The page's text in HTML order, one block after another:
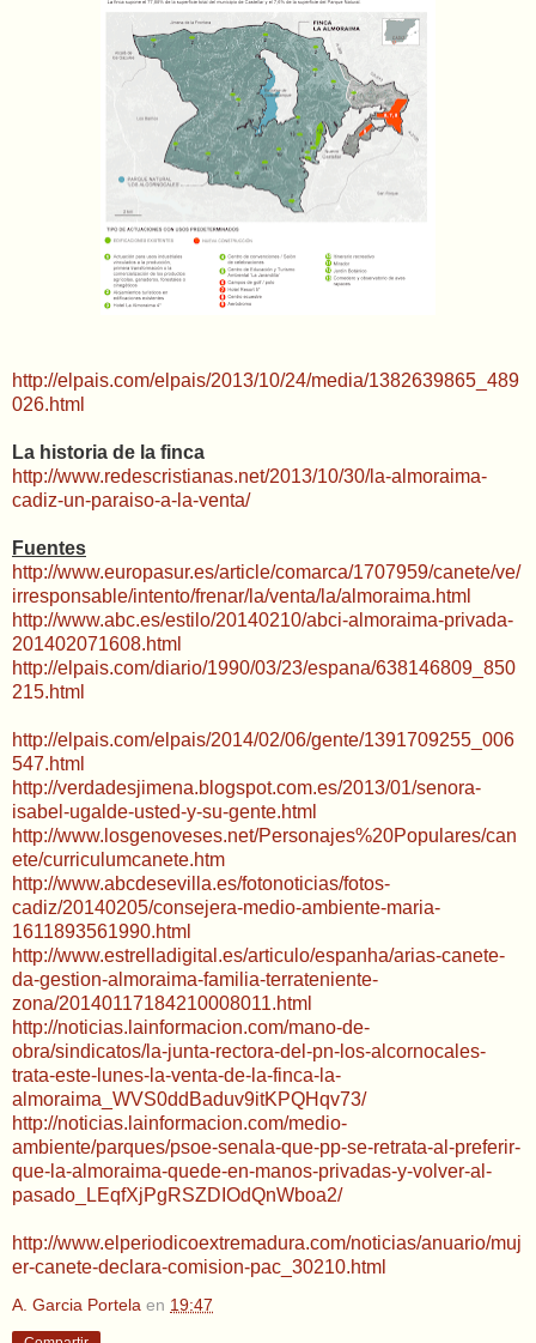
http://elpais.com/elpais/2013/10/24/media/1382639865_489
026.html
La historia de la finca
http://www.redescristianas.net/2013/10/30/la-almoraima-
cadiz-un-paraiso-a-la-venta/
Fuentes
http://www.europasur.es/article/comarca/1707959/canete/ve/
irresponsable/intento/frenar/la/venta/la/almoraima.html
http://www.abc.es/estilo/20140210/abci-almoraima-privada-
201402071608.html
http://elpais.com/diario/1990/03/23/espana/638146809_850
215.html
http://elpais.com/elpais/2014/02/06/gente/1391709255_006
547.html
http://verdadesjimena.blogspot.com.es/2013/01/senora-
isabel-ugalde-usted-y-su-gente.html
http://www.losgenoveses.net/Personajes%20Populares/can
ete/curriculumcanete.htm
http://www.abcdesevilla.es/fotonoticias/fotos-
cadiz/20140205/consejera-medio-ambiente-maria-
1611893561990.html
http://www.estrelladigital.es/articulo/espanha/arias-canete-
da-gestion-almoraima-familia-terrateniente-
zona/20140117184210008011.html
http://noticias.lainformacion.com/mano-de-
obra/sindicatos/la-junta-rectora-del-pn-los-alcornocales-
trata-este-lunes-la-venta-de-la-finca-la-
almoraima_WVS0ddBaduv9itKPQHqv73/
http://noticias.lainformacion.com/medio-
ambiente/parques/psoe-senala-que-pp-se-retrata-al-preferir-
que-la-almoraima-quede-en-manos-privadas-y-volver-al-
pasado_LEqfXjPgRSZDIOdQnWboa2/
http://www.elperiodicoextremadura.com/noticias/anuario/muj
er-canete-declara-comision-pac_30210.html
A. Garcia Portela en 19:47